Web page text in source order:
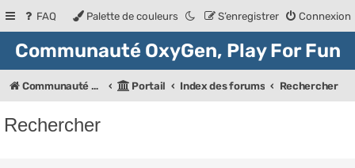
FAQ Connexion
S’enregistrer
Palette de couleurs
Communauté OxyGen, Play For Fun
Communauté OXyGeN Portail Index des forums Rechercher
Rechercher